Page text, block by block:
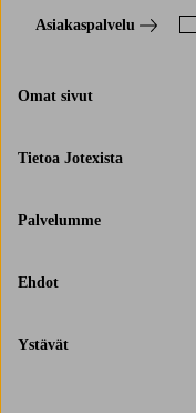
Asiakaspalvelu
Omat sivut
Tietoa Jotexista
Palvelumme
Ehdot
Ystävät